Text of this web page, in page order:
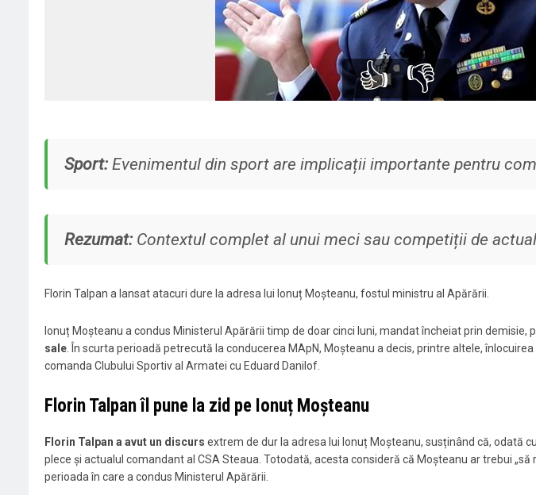
👍 👎
Sport:Evenimentul din sport are implicații importante pentru
Rezumat:Contextul complet al unui meci sau competiții de
Florin Talpan a lansat atacuri dure la adresa lui Ionuț Moșteanu, fostul ministru al Apărării.
Ionuț Moșteanu a condus Ministerul Apărării timp de doar cinci luni, mandat încheiat prin demisie,
sale. În scurta perioadă petrecută la conducerea MApN, Moșteanu a decis, printre altele,
comanda Clubului Sportiv al Armatei cu Eduard Danilof.
Florin Talpan îl pune la zid pe Ionuț Moșteanu
Florin Talpan a avut un discurs extrem de dur la adresa lui Ionuț Moșteanu, susținând că, odată
plece și actualul comandant al CSA Steaua. Totodată, acesta consideră că Moșteanu ar trebui
perioada în care a condus Ministerul Apărării.